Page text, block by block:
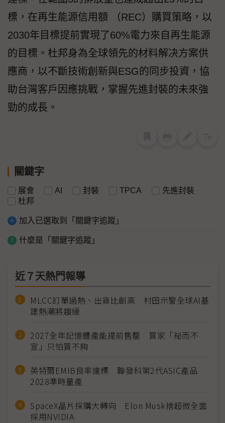
標，在再生能源信用額 （REC）購買策略，以
2030年目標提前實現了60%電力來自再生能源
的目標。杜邦身為全球領先的材料解决方案供
應商，以不斷技術創新與ESG的同步投資，協
助台灣客戶因應挑戰，掌握先進封裝的未來強
勁的成長。
關鍵字
展會 AI 封裝 TPCA
先進封裝
杜邦
加入已選取到「關鍵字追蹤」
什麼是「關鍵字追蹤」
近７天熱門報導
MLCC訂單過熱、出貨比創高 村田示警全球AI基
建熱潮將趨緩
2027全年記憶體產能提前售罄 買家「祕而不
宣」只怕買不夠
英特爾EMIB良率達標 聯發科第2代ASIC產品
2028準時量產
SpaceX晶片採購大轉向 Elon Musk捨超微全面
採用NVIDIA